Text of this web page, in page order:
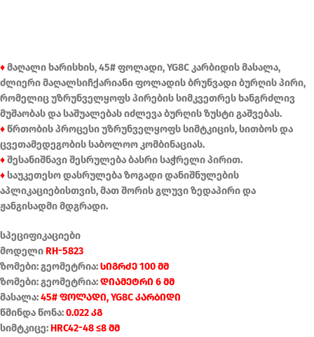
♦მაღალი ხარისხის, 45# ფოლადი, YG8C კარბიდის მასალა,
ძლიერი მაღალსიჩქარიანი ფოლადის ბრუნვადი ბურღის პირი,
რომელიც უზრუნველყოფს პირების სიმკვეთრეს ხანგრძლივ
მუშაობას და საშუალებას იძლევა ბურღის ზუსტი გაშვებას.
♦წრთობის პროცესი უზრუნველყოფს სიმტკიცის, სითბოს და
ცვეთამედეგობის საბოლოო კომბინაციას.
♦შესანიშნავი შესრულება ბასრი საჭრელი პირით.
♦საუკეთესო დასრულება ზოგადი დანიშნულების
აპლიკაციებისთვის, მათ შორის გლუვი ზედაპირი და
ჟანგისადმი მდგრადი.
სპეციფიკაციები
მოდელიRH-5823
ზომები: გეომეტრია:სიგრძე 100 მმ
ზომები: გეომეტრია:დიამეტრი 6 მმ
მასალა:45# ფოლადი, YG8C კარბიდი
წმინდა წონა:0.022 კგ
სიმტკიცე:HRC42-48 ≤8 მმ